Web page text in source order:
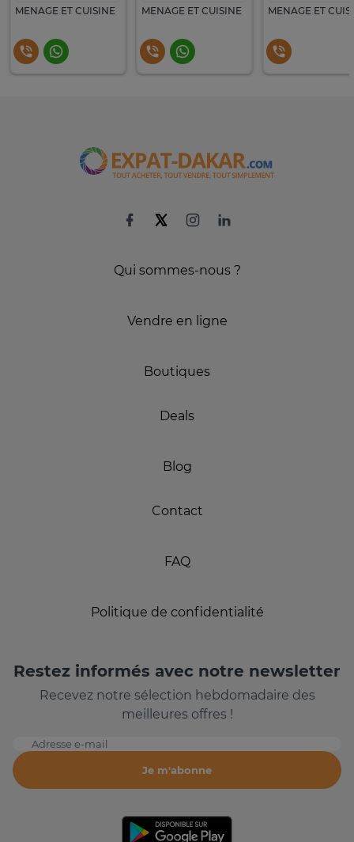
MENAGE ET CUISINE MENAGE ET CUISINE MENAGE ET
Qui sommes-nous ?
Vendre en ligne
Boutiques
Deals
Blog
Contact
FAQ
Politique de confidentialité
Restez informés avec notre newsletter
Recevez notre sélection hebdomadaire des
meilleures offres !
Adresse e-mail
Je m'abonne